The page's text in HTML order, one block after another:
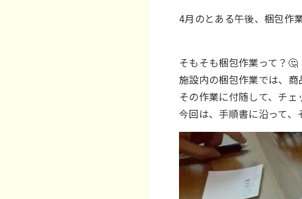
4月のとある午後、梱包作
そもそも梱包作業って？🤔
施設内の梱包作業では、商
その作業に付随して、チェ
今回は、手順書に沿って